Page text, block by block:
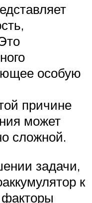
особую
причине
может
сложной.
задачи,
к